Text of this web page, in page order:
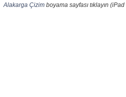
Alakarga Çizim boyama sayfası tıklayın